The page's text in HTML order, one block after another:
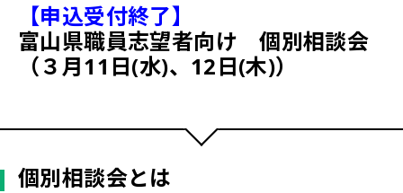
【申込受付終了】
富山県職員志望者向け 個別相談会
（３月11日(水)、12日(木)）
個別相談会とは